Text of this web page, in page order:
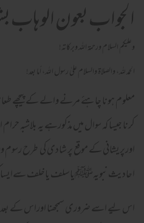
الجواب بعون الوهاب
وعلیکم السلام ورحمة اللہ وبرکاته!
الحمد لله، والصلاة والسلام علىٰ رسول الله، أما بعد!
معلوم ہونا چاہئے مرنے والے کے پیچھے
کرنا جیسا کہ سوال میں مذکورہے یہ
اورپریشانی کے موقع پر شادی کی طرح رسوم
احادیث نبویہﷺیاسلف یاخلف
اس لیے اسے ضروری سمجھنا اوراس کے